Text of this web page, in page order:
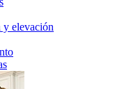
y elevación